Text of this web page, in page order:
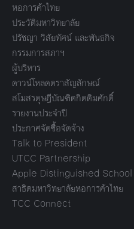
หอการค้าไทย
ประวัติมหาวิทยาลัย
ปรัชญา วิสัยทัศน์ และพันธกิจ
กรรมการสภาฯ
ผู้บริหาร
ดาวน์โหลดตราสัญลักษณ์
สโมสรดุษฎีบัณฑิตกิตติมศักดิ์
รายงานประจำปี
ประกาศจัดซื้อจัดจ้าง
Talk to President
UTCC Partnership
Apple Distinguished School
สาธิตมหาวิทยาลัยหอการค้าไทย
TCC Connect